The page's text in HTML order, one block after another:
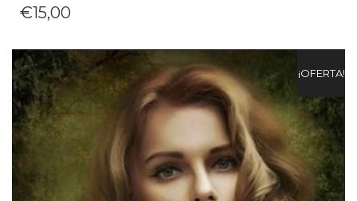
€15,00
¡OFERTA!